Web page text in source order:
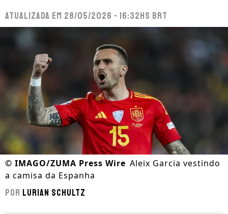
Atualizada em 28/05/2026 - 16:32hs BRT
© IMAGO/ZUMA Press Wire Aleix Garcia vestindo
a camisa da Espanha
Por Lurian Schultz